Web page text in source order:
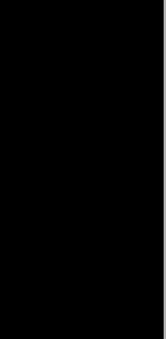
trabajo